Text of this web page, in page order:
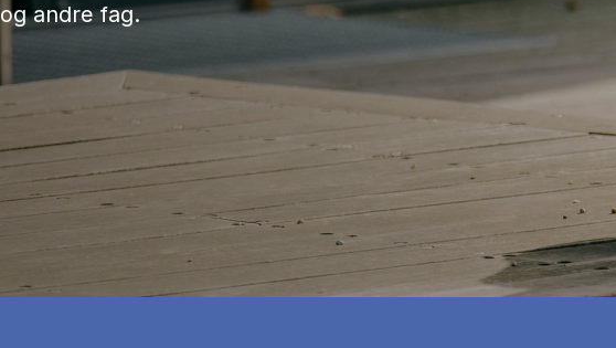
og andre fag.